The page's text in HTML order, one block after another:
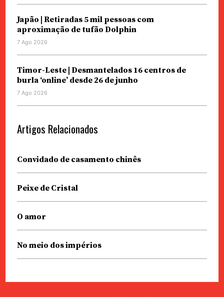
Japão | Retiradas 5 mil pessoas com
aproximação de tufão Dolphin
7 Ago 2026
Timor-Leste | Desmantelados 16 centros de
burla ‘online’ desde 26 de junho
7 Ago 2026
Artigos Relacionados
Convidado de casamento chinês
Peixe de Cristal
O amor
No meio dos impérios